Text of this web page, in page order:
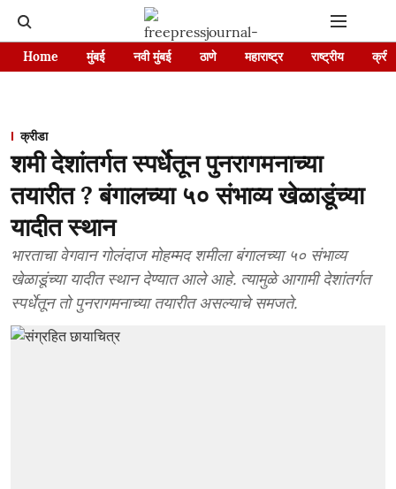
Home मुंबई नवी मुंबई ठाणे महाराष्ट्र राष्ट्रीय
क्रीडा
शमी देशांतर्गत स्पर्धेतून पुनरागमनाच्या
तयारीत ? बंगालच्या ५० संभाव्य खेळाडूंच्या
यादीत स्थान
भारताचा वेगवान गोलंदाज मोहम्मद शमीला बंगालच्या ५० संभाव्य
खेळाडूंच्या यादीत स्थान देण्यात आले आहे. त्यामुळे आगामी देशांतर्गत
स्पर्धेतून तो पुनरागमनाच्या तयारीत असल्याचे समजते.